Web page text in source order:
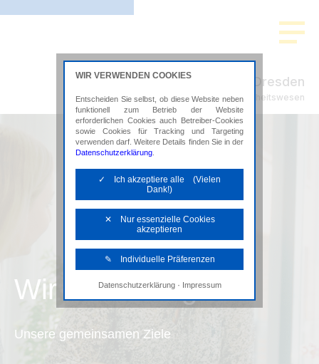
ADMEDIO Dresden
Steuerberatung im Gesundheitswesen
Wir als Arbeitgeber
Unsere gemeinsamen Ziele
WIR VERWENDEN COOKIES
Entscheiden Sie selbst, ob diese Website neben
funktionell zum Betrieb der Website
erforderlichen Cookies auch Betreiber-Cookies
sowie Cookies für Tracking und Targeting
verwenden darf. Weitere Details finden Sie in der
Datenschutzerklärung
✓ Ich akzeptiere alle (Vielen
Dank!)
✕ Nur essenzielle Cookies
akzeptieren
✎ Individuelle Präferenzen
Notwendige Cookies
Diese Cookies sind erforderlich, um die
Datenschutzerklärung· Impressum